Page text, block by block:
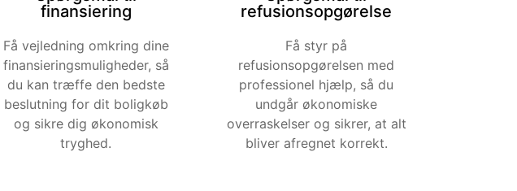
finansiering
Få vejledning omkring dine
finansieringsmuligheder, så
du kan træffe den bedste
beslutning for dit boligkøb
og sikre dig økonomisk
tryghed.
refusionsopgørelse
Få styr på
refusionsopgørelsen med
professionel hjælp, så du
undgår økonomiske
overraskelser og sikrer, at alt
bliver afregnet korrekt.